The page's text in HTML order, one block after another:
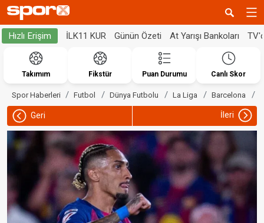
Hızlı Erişim İLK11 KUR Günün Özeti At Yarışı Bankoları
Takımım Fikstür Puan Durumu Canlı Skor
Spor Haberleri Futbol Dünya Futbolu La Liga Barcelona
Geri İleri